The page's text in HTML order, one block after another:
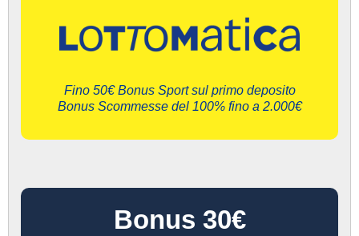
Fino 50€ Bonus Sport sul primo deposito
Bonus Scommesse del 100% fino a 2.000€
Bonus 30€